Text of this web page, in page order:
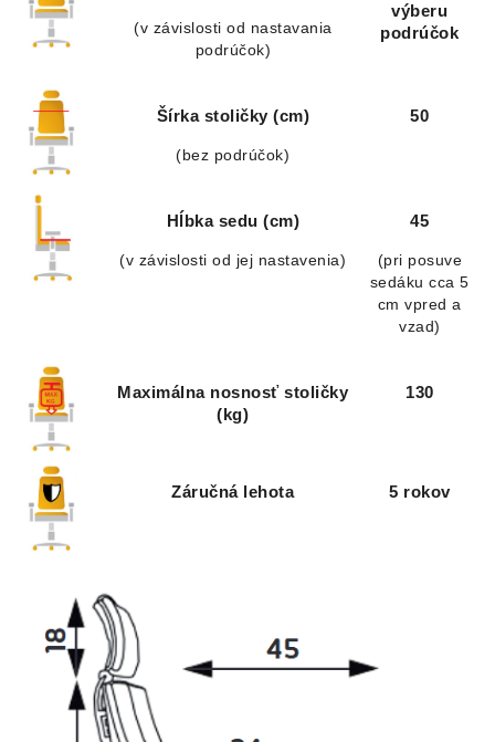
(v závislosti od nastavania
podrúčok)
výberu
podrúčok
Šírka stoličky (cm)
(bez podrúčok)
50
Hĺbka sedu (cm)
(v závislosti od jej nastavenia)
45
(pri posuve
sedáku cca 5
cm vpred a
vzad)
Maximálna nosnosť stoličky
(kg)
130
Záručná lehota 5 rokov